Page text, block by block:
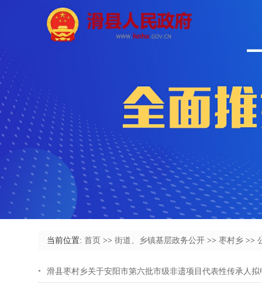
当前位置: 首页 >> 街道、乡镇基层政务公开 >> 枣村乡 >>
滑县枣村乡关于安阳市第六批市级非遗项目代表性传承人